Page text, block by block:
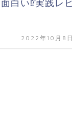
白い⁉実践レ
2022年10月8